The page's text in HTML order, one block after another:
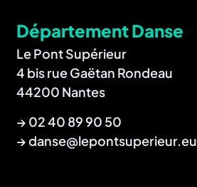
Département Danse
Le Pont Supérieur
4 bis rue Gaëtan Rondeau
44200 Nantes
→ 02 40 89 90 50
→danse@lepontsuperieur.eu